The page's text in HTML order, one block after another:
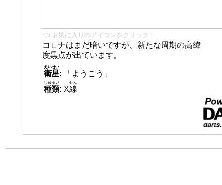
👈 お気に入りのアイコンをクリック！
コロナはまだ暗いですが、新たな周期の高緯
度黒点が出ています。
衛星
えいせい
:
「ようこう」
種類
しゅるい
: X線
せん